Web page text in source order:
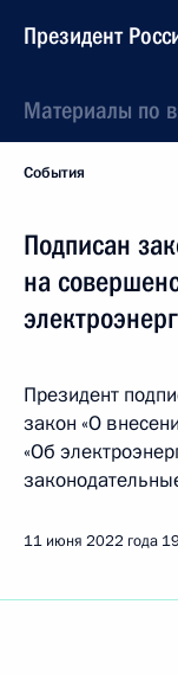
Президент
Материалы по
События
Подписан
на
Президент
закон «О
«Об
11 июня 2022 года